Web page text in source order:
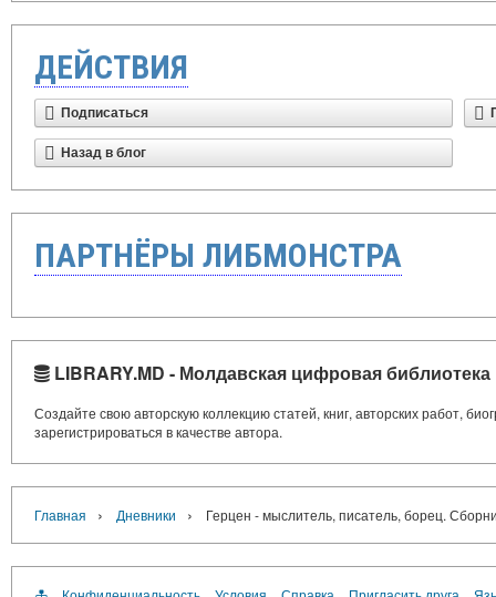
ДЕЙСТВИЯ
Подписаться
Назад в блог
ПАРТНЁРЫ ЛИБМОНСТРА
LIBRARY.MD - Молдавская цифровая библиотека
Создайте свою авторскую коллекцию статей, книг, авторских работ,
зарегистрироваться в качестве автора.
Главная › Дневники › Герцен - мыслитель, писатель, борец.